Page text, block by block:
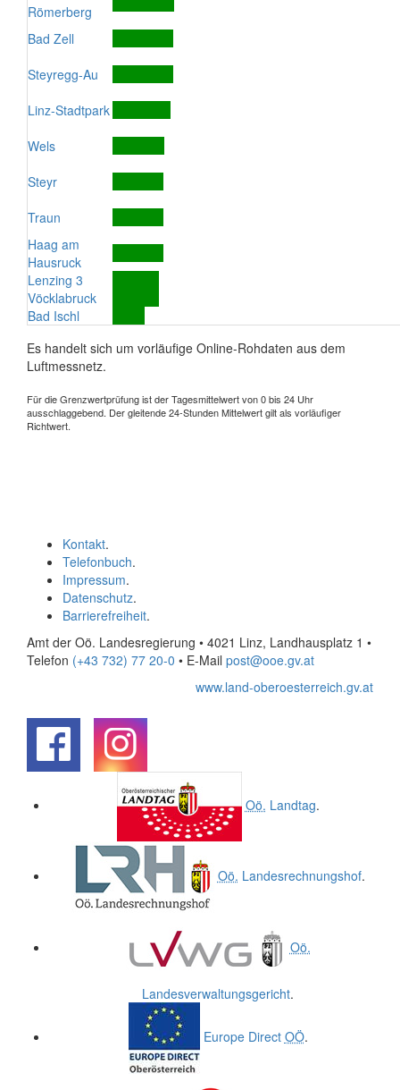
Römerberg
Bad Zell
Steyregg-Au
Linz-Stadtpark
Wels
Steyr
Traun
Haag am
Hausruck
Lenzing 3
Vöcklabruck
Bad Ischl
Es handelt sich um vorläufige Online-Rohdaten aus dem
Luftmessnetz.
Für die Grenzwertprüfung ist der Tagesmittelwert von 0 bis 24 Uhr
ausschlaggebend. Der gleitende 24-Stunden Mittelwert gilt als vorläufiger
Richtwert.
Kontakt.
Telefonbuch.
Impressum.
Datenschutz.
Barrierefreiheit.
Amt der Oö. Landesregierung • 4021 Linz, Landhausplatz 1 •
Telefon (+43 732) 77 20-0 • E-Mail post@ooe.gv.at
www.land-oberoesterreich.gv.at
Oö. Landtag.
Oö. Landesrechnungshof.
Oö.
Landesverwaltungsgericht.
Europe Direct OÖ.